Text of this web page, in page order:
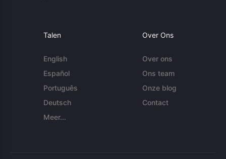
Talen
English
Español
Português
Deutsch
Meer...
Over Ons
Over ons
Ons team
Onze blog
Contact